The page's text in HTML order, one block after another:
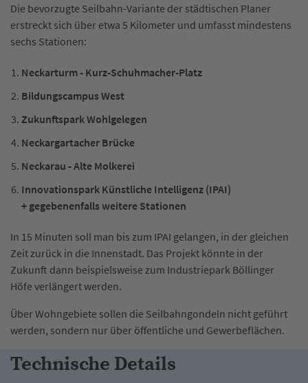
Die bevorzugte Seilbahn-Variante der städtischen Planer
erstreckt sich über etwa 5 Kilometer und umfasst mindestens
sechs Stationen:​
Neckarturm - Kurz-Schuhmacher-Platz
Bildungscampus West
Zukunftspark Wohlgelegen
Neckargartacher Brücke
Neckarau - Alte Molkerei
Innovationspark Künstliche Intelligenz (IPAI)
+ gegebenenfalls weitere Stationen
In 15 Minuten soll man bis zum IPAI gelangen, in der gleichen
Zeit zurück in die Innenstadt. Das Projekt könnte in der
Zukunft dann beispielsweise zum Industriepark Böllinger
Höfe verlängert werden.
Über Wohngebiete sollen die Seilbahngondeln nicht geführt
werden, sondern nur über öffentliche und Gewerbeflächen.
Technische Details